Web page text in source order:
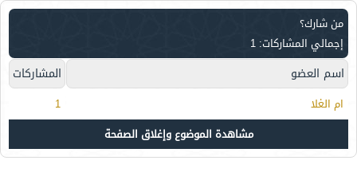
من شارك؟
إجمالي المشاركات: 1
اسم العضو المشاركات
ام الغلا
1
مشاهدة الموضوع وإغلاق الصفحة